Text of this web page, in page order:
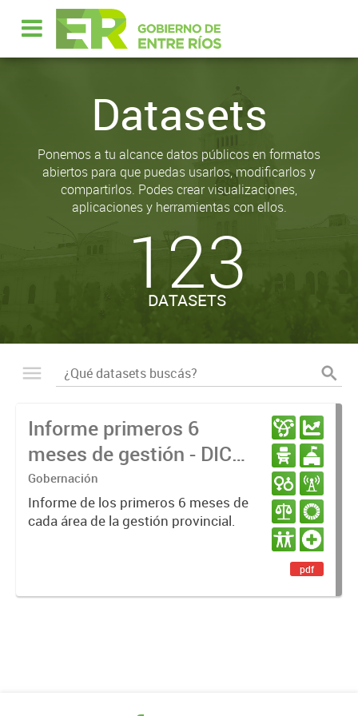
Datasets
Ponemos a tu alcance datos públicos en formatos
abiertos para que puedas usarlos, modificarlos y
compartirlos. Podes crear visualizaciones,
aplicaciones y herramientas con ellos.
123
DATASETS
Informe primeros 6
meses de gestión - DIC
23 / JUN 24
Gobernación
Informe de los primeros 6 meses de
cada área de la gestión provincial.
pdf